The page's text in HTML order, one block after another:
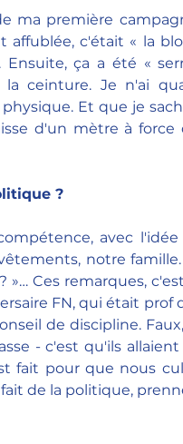
ma première
c'était « la
ça a été «
ceinture. Je n'ai
Et que je
d'un mètre à force
?
avec
notre
»… Ces remarques,
FN, qui était prof
de discipline.
- c'est qu'ils
fait pour que nous
de la politique,